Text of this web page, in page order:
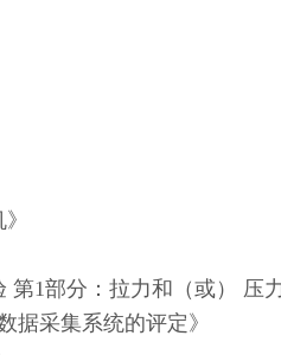
第1部分：拉力和（或） 压
据采集系统的评定》